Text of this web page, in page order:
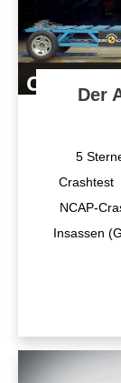
Der
5
Crashtest
NCAP-
Insassen